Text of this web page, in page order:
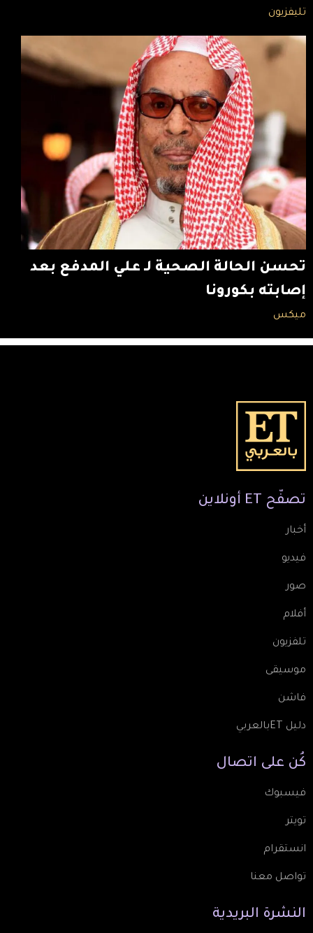
تليفزيون
تحسن الحالة الصحية لـ علي المدفع بعد
إصابته بكورونا
ميكس
تصفّح ET أونلاين
أخبار
فيديو
صور
أفلام
تلفزيون
موسيقى
فاشن
دليل ETبالعربي
كُن على اتصال
فيسبوك
تويتر
انستقرام
تواصل معنا
النشرة البريدية